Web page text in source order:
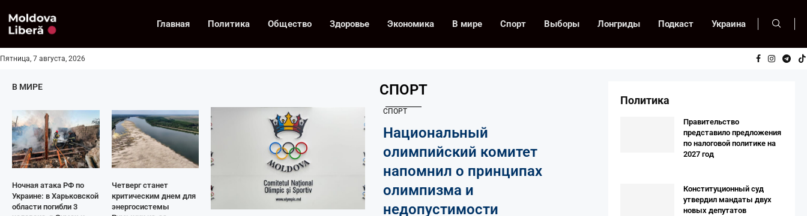
Главная Политика Общество Здоровье Экономика В мире Спорт Выборы Лонгриды Подкаст Украина
Пятница, 7 августа, 2026
В МИРЕ
Ночная атака РФ по
Украине: в Харьковской
области погибли 3
Четверг станет
критическим днем для
энергосистемы
СПОРТ
СПОРТ
Национальный
олимпийский комитет
напомнил о принципах
олимпизма и
недопустимости
Политика
Правительство
представило предложения
по налоговой политике на
2027 год
Конституционный суд
утвердил мандаты двух
новых депутатов